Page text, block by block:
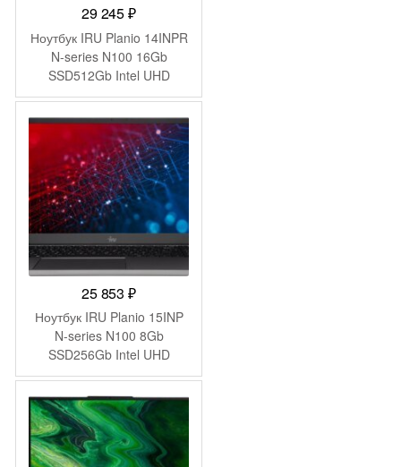
29 245₽
Ноутбук IRU Planio 14INPR
N-series N100 16Gb
SSD512Gb Intel UHD
Graphics 14″ IPS FHD
WiFi BT Cam 5000mAh
(2078487)
25 853₽
Ноутбук IRU Planio 15INP
N-series N100 8Gb
SSD256Gb Intel UHD
Graphics 15.6″ IPS FHD
(1920×1080) FreeDOS grey
WiFi BT Cam 5000mAh
(2023738)